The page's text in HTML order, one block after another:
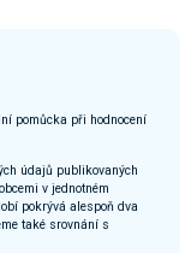
pomůcka při hodnocení
údajů publikovaných
v jednotném
pokrývá alespoň dva
také srovnání s